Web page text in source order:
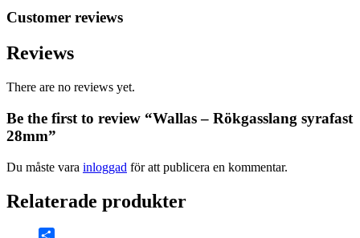
Customer reviews
Reviews
There are no reviews yet.
Be the first to review “Wallas – Rökgasslang syrafast
28mm”
Du måste vara inloggad för att publicera en kommentar.
Relaterade produkter